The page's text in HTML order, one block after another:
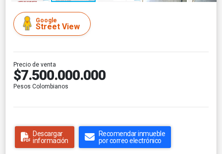
Google
Street View
Precio de venta
$7.500.000.000
Pesos Colombianos
Descargar
información
Recomendar inmueble
por correo electrónico